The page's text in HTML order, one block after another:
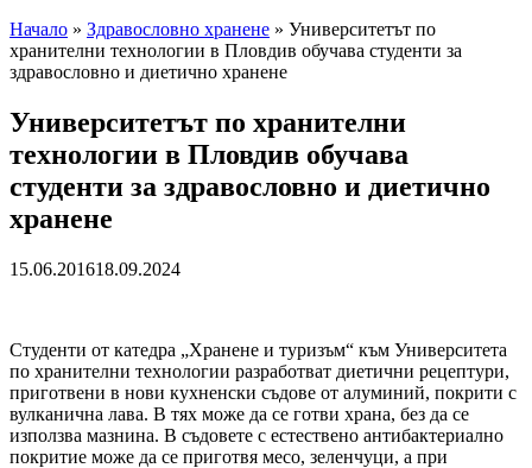
Начало » Здравословно хранене » Университетът по
хранителни технологии в Пловдив обучава студенти за
здравословно и диетично хранене
Университетът по хранителни
технологии в Пловдив обучава
студенти за здравословно и диетично
хранене
15.06.201618.09.2024
Студенти от катедра „Хранене и туризъм“ към Университета
по хранителни технологии разработват диетични рецептури,
приготвени в нови кухненски съдове от алуминий, покрити с
вулканична лава. В тях може да се готви храна, без да се
използва мазнина. В съдовете с естествено антибактериално
покритие може да се приготвя месо, зеленчуци, а при